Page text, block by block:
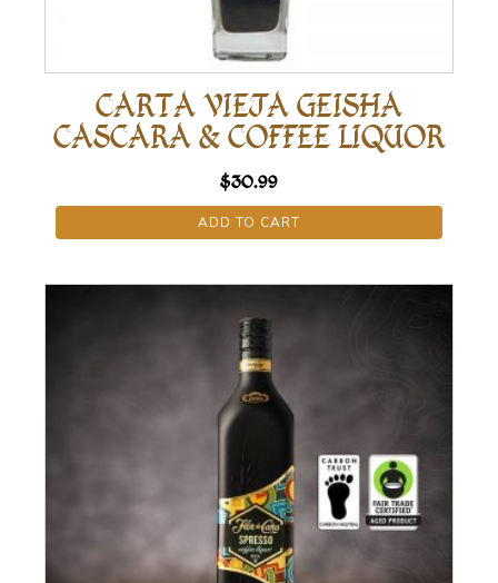
CARTA VIEJA GEISHA
CASCARA & COFFEE LIQUOR
$30.99
ADD TO CART